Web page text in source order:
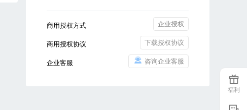
商用授权方式 企业授权
商用授权协议 下载授权协议
企业客服 咨询企业客服
福利